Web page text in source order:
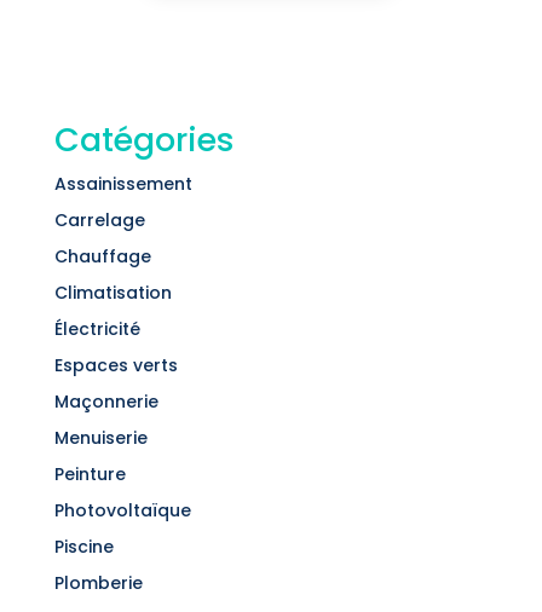
Catégories
Assainissement
Carrelage
Chauffage
Climatisation
Électricité
Espaces verts
Maçonnerie
Menuiserie
Peinture
Photovoltaïque
Piscine
Plomberie